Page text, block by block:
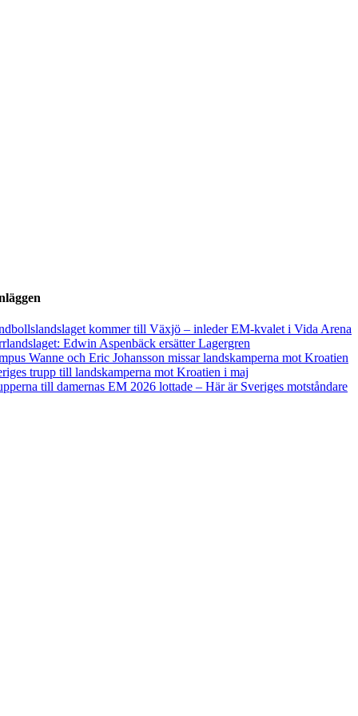
kommer till Växjö – inleder EM-kvalet i Vida Arena
Edwin Aspenbäck ersätter Lagergren
Wanne och Eric Johansson missar landskamperna mot Kroatien
trupp till landskamperna mot Kroatien i maj
till damernas EM 2026 lottade – Här är Sveriges motståndare